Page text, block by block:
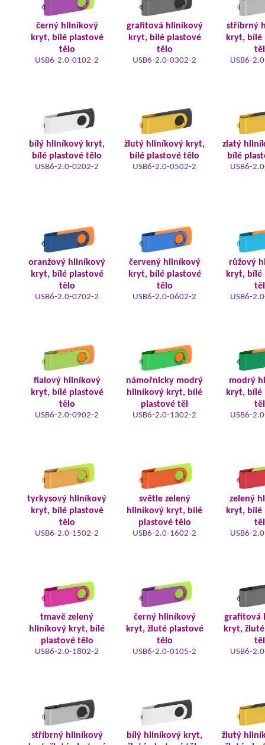
černý hliníkový
kryt, bílé plastové
tělo
USB6-2.0-0102-2
grafitová hliníkový
kryt, bílé plastové
tělo
USB6-2.0-0302-2
stříbrný
kryt, bílé
USB6-
bílý hliníkový kryt,
bílé plastové tělo
USB6-2.0-0202-2
žlutý hliníkový kryt,
bílé plastové tělo
USB6-2.0-0502-2
zlatý
bílé
USB6-
oranžový hliníkový
kryt, bílé plastové
tělo
USB6-2.0-0702-2
červený hliníkový
kryt, bílé plastové
tělo
USB6-2.0-0602-2
růžový
kryt, bílé
USB6-
fialový hliníkový
kryt, bílé plastové
tělo
USB6-2.0-0902-2
námořnicky modrý
hliníkový kryt, bílé
plastové těl
USB6-2.0-1302-2
modrý
kryt, bílé
USB6-
tyrkysový hliníkový
kryt, bílé plastové
tělo
USB6-2.0-1502-2
světle zelený
hliníkový kryt, bílé
plastové tělo
USB6-2.0-1602-2
zelený
kryt, bílé
USB6-
tmavě zelený
hliníkový kryt, bílé
plastové tělo
USB6-2.0-1802-2
černý hliníkový
kryt, žluté plastové
tělo
USB6-2.0-0105-2
grafitová
kryt,
USB6-
stříbrný hliníkový
bílý hliníkový kryt,
žlutý